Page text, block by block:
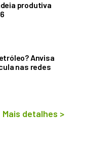
produtiva
Anvisa
nas redes
Mais detalhes >